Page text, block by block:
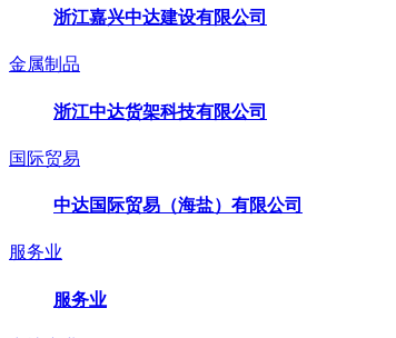
浙江嘉兴中达建设有限公司
金属制品
浙江中达货架科技有限公司
国际贸易
中达国际贸易（海盐）有限公司
服务业
服务业